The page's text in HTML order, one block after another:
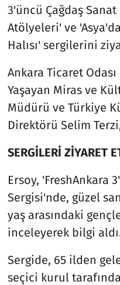
3'üncü Çağdaş Sanat
Atölyeleri' ve
Halısı' sergilerini
Ankara Ticaret
Yaşayan Miras ve
Müdürü ve Türkiye
Direktörü Selim
SERGİLERİ ZİYARET
Ersoy, 'FreshAnkara
Sergisi'nde, güzel
yaş arasındaki
inceleyerek bilgi
Sergide, 65 ilden
seçici kurul
Teknoloji ve Bilim
Televizyon